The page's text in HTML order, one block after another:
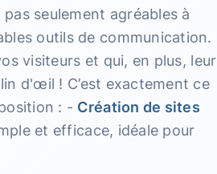
seulement agréables à
outils de communication.
visiteurs et qui, en plus, leur
d'œil ! C’est exactement ce
: - Création de sites
et efficace, idéale pour